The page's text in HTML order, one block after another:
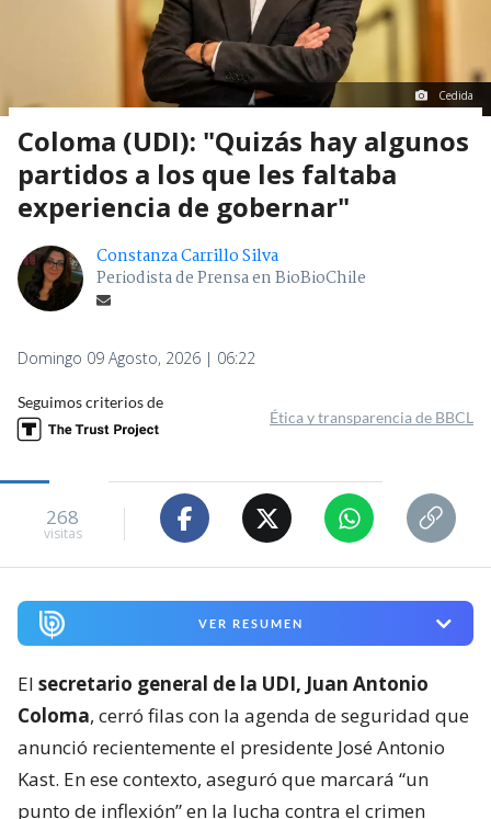
Cedida
Coloma (UDI): "Quizás hay algunos
partidos a los que les faltaba
experiencia de gobernar"
Constanza Carrillo Silva
Periodista de Prensa en BioBioChile
Domingo 09 Agosto, 2026 | 06:22
Seguimos criterios de
Ética y transparencia de BBCL
268
visitas
VER RESUMEN
El secretario general de la UDI, Juan Antonio
Coloma, cerró filas con la agenda de seguridad que
anunció recientemente el presidente José Antonio
Kast. En ese contexto, aseguró que marcará “un
punto de inflexión” en la lucha contra el crimen